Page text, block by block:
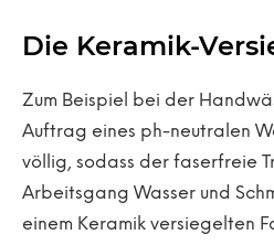
Die Keramik-
Zum Beispiel bei der
Auftrag eines ph-neutralen
völlig, sodass der faserfreie
Arbeitsgang Wasser und
einem Keramik versiegelten